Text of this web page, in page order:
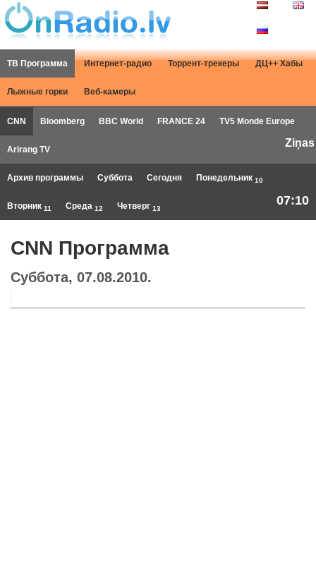
ТВ Программа Интернет-радио Торрент-трекеры ДЦ++ Хабы
Лыжные горки Веб-камеры
CNN Bloomberg BBC World FRANCE 24 TV5 Monde Europe
Arirang TV
Ziņas
Архив программы Суббота Сегодня Понедельник 10
Вторник 11 Среда 12 Четверг 13
07:10
CNN Программа
Суббота, 07.08.2010.